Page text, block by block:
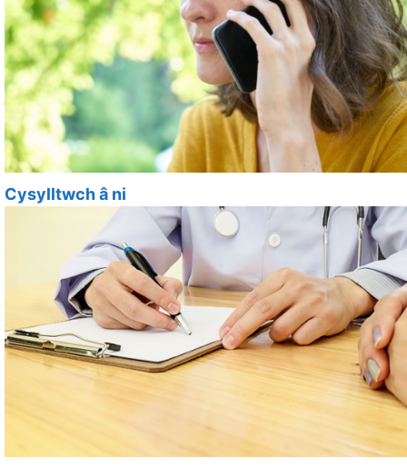
Cysylltwch â ni